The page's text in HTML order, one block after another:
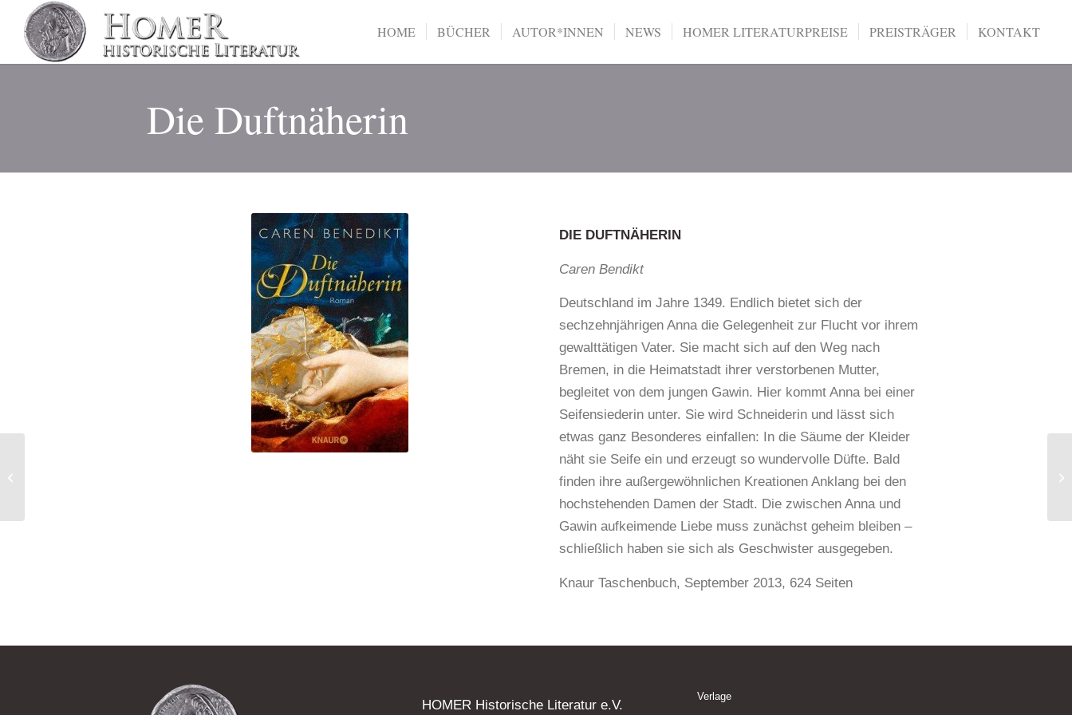
HOME BÜCHER AUTOR*INNEN NEWS HOMER LITERATURPREISE PREISTRÄGER KONTAKT
Die Duftnäherin
DIE DUFTNÄHERIN
Caren Bendikt
Deutschland im Jahre 1349. Endlich bietet sich der
sechzehnjährigen Anna die Gelegenheit zur Flucht vor ihrem
gewalttätigen Vater. Sie macht sich auf den Weg nach
Bremen, in die Heimatstadt ihrer verstorbenen Mutter,
begleitet von dem jungen Gawin. Hier kommt Anna bei einer
Seifensiederin unter. Sie wird Schneiderin und lässt sich
etwas ganz Besonderes einfallen: In die Säume der Kleider
näht sie Seife ein und erzeugt so wundervolle Düfte. Bald
finden ihre außergewöhnlichen Kreationen Anklang bei den
hochstehenden Damen der Stadt. Die zwischen Anna und
Gawin aufkeimende Liebe muss zunächst geheim bleiben –
schließlich haben sie sich als Geschwister ausgegeben.
Knaur Taschenbuch, September 2013, 624 Seiten
HOMER Historische Literatur e.V.
Verlage